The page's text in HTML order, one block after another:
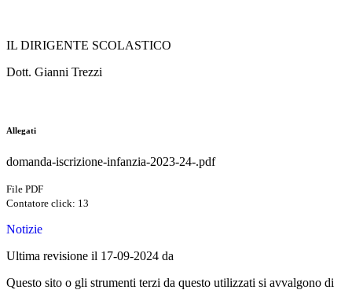
IL DIRIGENTE SCOLASTICO
Dott. Gianni Trezzi
Allegati
domanda-iscrizione-infanzia-2023-24-.pdf
File PDF
Contatore click: 13
Notizie
Ultima revisione il 17-09-2024 da
Questo sito o gli strumenti terzi da questo utilizzati si avvalgono di